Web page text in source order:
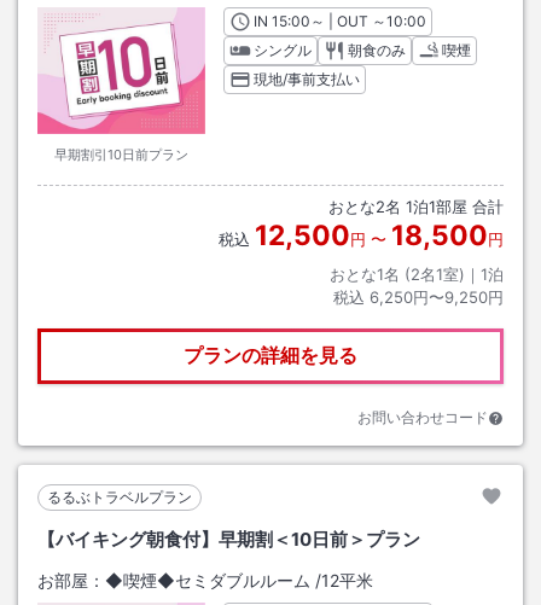
早期割引10日前プラン
INチェックイン
15:00 ～ | OUT チェックアウト
～10:00
シングル
朝食のみ
喫煙
現地/事前支払い
おとな2名 1泊1部屋 合計
税込 12,500円 〜 18,500円
おとな1名 (2名1室)｜ 1泊
税込 6,250円〜9,250円
プランの詳細を見る
お問い合わせコード
るるぶトラベルプラン
【バイキング朝食付】早期割＜10日前＞プラン
お部屋： ◆喫煙◆セミダブルルーム /12平米